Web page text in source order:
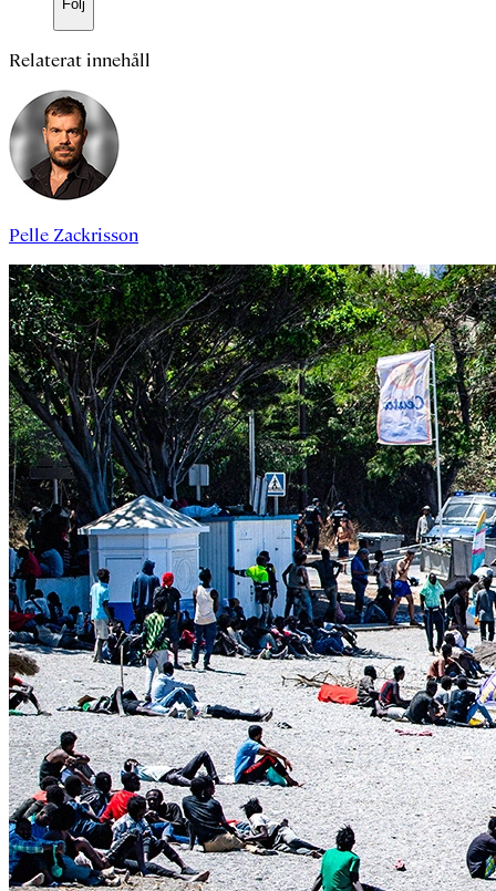
Följ
Relaterat innehåll
Pelle Zackrisson